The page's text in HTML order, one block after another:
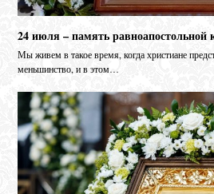
24 июля – память равноапостольной
Мы живем в такое время, когда христиане
меньшинство, и в этом…